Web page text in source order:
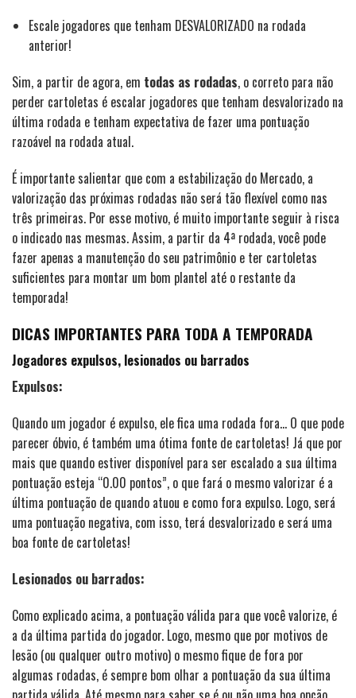
Escale jogadores que tenham DESVALORIZADO na rodada
anterior!
Sim, a partir de agora, em todas as rodadas, o correto para não
perder cartoletas é escalar jogadores que tenham desvalorizado na
última rodada e tenham expectativa de fazer uma pontuação
razoável na rodada atual.
É importante salientar que com a estabilização do Mercado, a
valorização das próximas rodadas não será tão flexível como nas
três primeiras. Por esse motivo, é muito importante seguir à risca
o indicado nas mesmas. Assim, a partir da 4ª rodada, você pode
fazer apenas a manutenção do seu patrimônio e ter cartoletas
suficientes para montar um bom plantel até o restante da
temporada!
DICAS IMPORTANTES PARA TODA A TEMPORADA
Jogadores expulsos, lesionados ou barrados
Expulsos:
Quando um jogador é expulso, ele fica uma rodada fora… O que pode
parecer óbvio, é também uma ótima fonte de cartoletas! Já que por
mais que quando estiver disponível para ser escalado a sua última
pontuação esteja “0.00 pontos”, o que fará o mesmo valorizar é a
última pontuação de quando atuou e como fora expulso. Logo, será
uma pontuação negativa, com isso, terá desvalorizado e será uma
boa fonte de cartoletas!
Lesionados ou barrados:
Como explicado acima, a pontuação válida para que você valorize, é
a da última partida do jogador. Logo, mesmo que por motivos de
lesão (ou qualquer outro motivo) o mesmo fique de fora por
algumas rodadas, é sempre bom olhar a pontuação da sua última